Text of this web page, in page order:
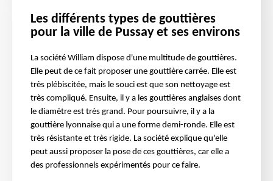
Les différents types de gouttières
pour la ville de Pussay et ses environs
La société William dispose d'une multitude de gouttières.
Elle peut de ce fait proposer une gouttière carrée. Elle est
très plébiscitée, mais le souci est que son nettoyage est
très compliqué. Ensuite, il y a les gouttières anglaises dont
le diamètre est très grand. Pour poursuivre, il y a la
gouttière lyonnaise qui a une forme demi-ronde. Elle est
très résistante et très rigide. La société explique qu'elle
peut aussi proposer la pose de ces gouttières, car elle a
des professionnels expérimentés pour ce faire.